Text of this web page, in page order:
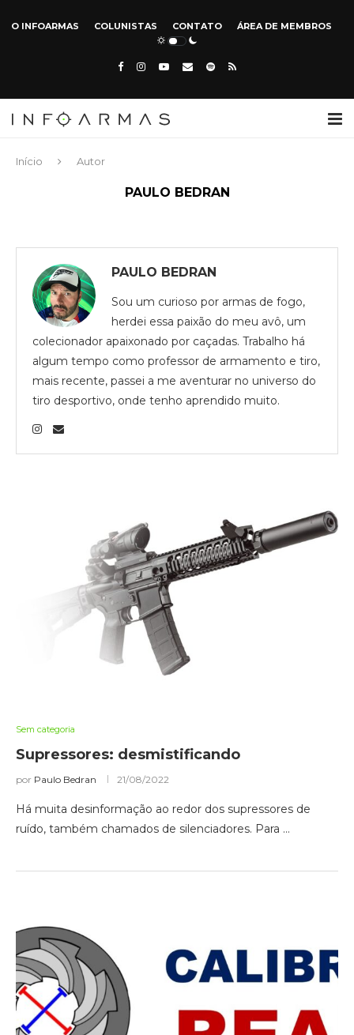
O INFOARMAS COLUNISTAS CONTATO ÁREA DE MEMBROS
Início Autor
PAULO BEDRAN
PAULO BEDRAN
Sou um curioso por armas de fogo,
herdei essa paixão do meu avô, um
colecionador apaixonado por caçadas. Trabalho há
algum tempo como professor de armamento e tiro,
mais recente, passei a me aventurar no universo do
tiro desportivo, onde tenho aprendido muito.
Sem categoria
Supressores: desmistificando
por Paulo Bedran 21/08/2022
Há muita desinformação ao redor dos supressores de
ruído, também chamados de silenciadores. Para …